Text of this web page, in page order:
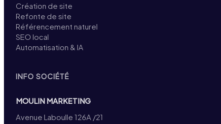
Création de site
Refonte de site
Référencement naturel
SEO local
Automatisation & IA
INFO SOCIÉTÉ
MOULIN MARKETING
Avenue Laboulle 126A /21